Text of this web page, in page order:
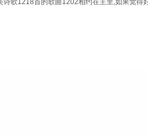
诗歌1218首的歌曲1202相约在主里,如果觉得